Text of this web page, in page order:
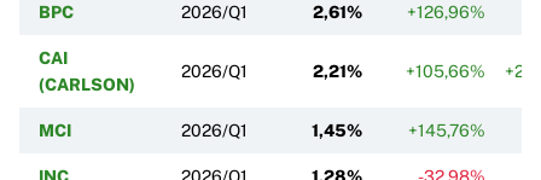
BPC 2026/Q1 2,61% +126,96%
CAI
(CARLSON)
2026/Q1 2,21% +105,66% +2
MCI 2026/Q1 1,45% +145,76%
INC 2026/Q1 1,28% -32,98%